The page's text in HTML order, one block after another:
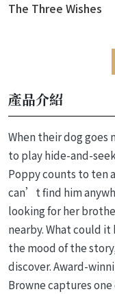
The Three Wishes
產品介紹
When their dog goes
to play hide-and-
Poppy counts to ten
can’t find him
looking for her
nearby. What could
the mood of the
discover. Award-
Browne captures